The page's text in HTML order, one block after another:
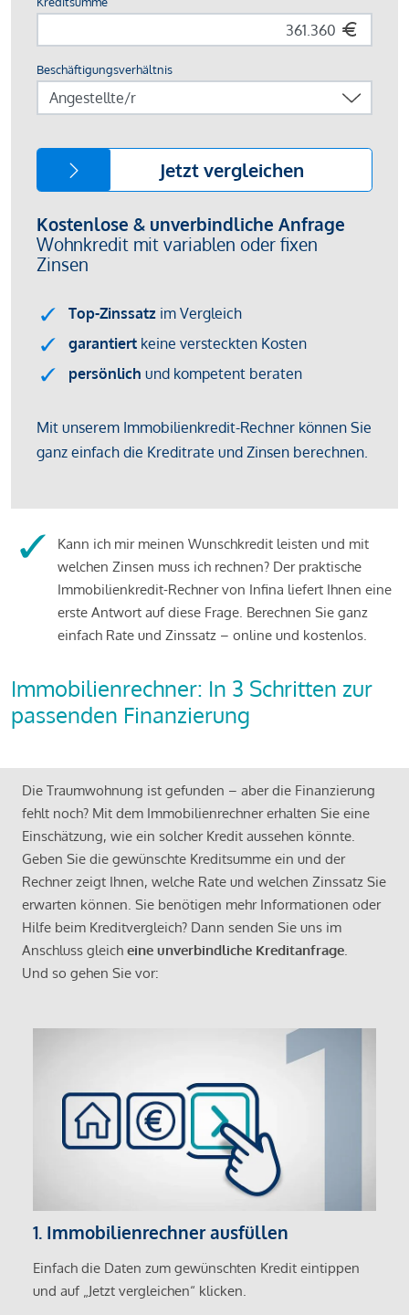
Kann ich mir meinen Wunschkredit leisten und mit
welchen Zinsen muss ich rechnen? Der praktische
Immobilienkredit-Rechner von Infina liefert Ihnen eine
erste Antwort auf diese Frage. Berechnen Sie ganz
einfach Rate und Zinssatz – online und kostenlos.
Immobilienrechner: In 3 Schritten zur
passenden Finanzierung
Die Traumwohnung ist gefunden – aber die Finanzierung
fehlt noch? Mit dem Immobilienrechner erhalten Sie eine
Einschätzung, wie ein solcher Kredit aussehen könnte.
Geben Sie die gewünschte Kreditsumme ein und der
Rechner zeigt Ihnen, welche Rate und welchen Zinssatz Sie
erwarten können. Sie benötigen mehr Informationen oder
Hilfe beim Kreditvergleich? Dann senden Sie uns im
Anschluss gleich eine unverbindliche Kreditanfrage.
Und so gehen Sie vor:
1. Immobilienrechner ausfüllen
Einfach die Daten zum gewünschten Kredit eintippen
und auf „Jetzt vergleichen“ klicken.